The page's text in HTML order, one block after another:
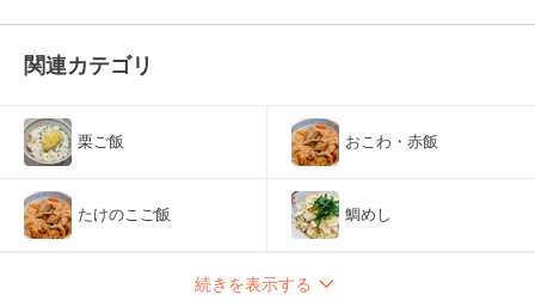
関連カテゴリ
栗ご飯 おこわ・赤飯
たけのこご飯 鯛めし
続きを表示する